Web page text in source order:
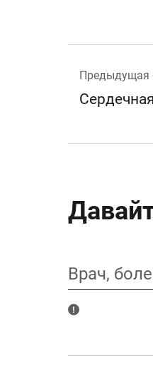
Предыдущая
Врач,